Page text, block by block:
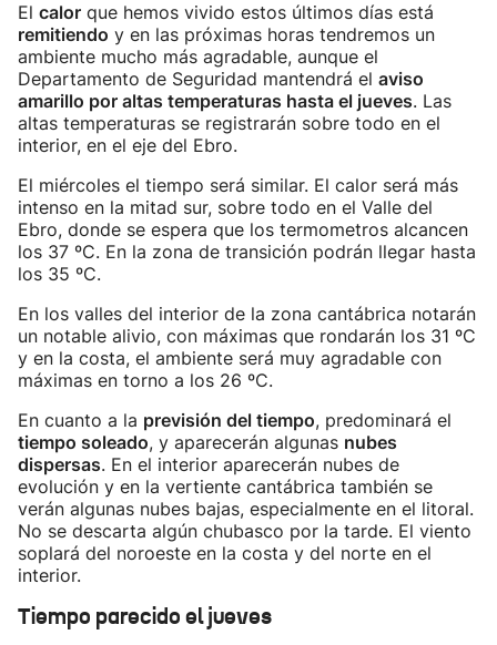
El calor que hemos vivido estos últimos días está
remitiendo y en las próximas horas tendremos un
ambiente mucho más agradable, aunque el
Departamento de Seguridad mantendrá el aviso
amarillo por altas temperaturas hasta el jueves. Las
altas temperaturas se registrarán sobre todo en el
interior, en el eje del Ebro.
El miércoles el tiempo será similar. El calor será más
intenso en la mitad sur, sobre todo en el Valle del
Ebro, donde se espera que los termometros alcancen
los 37 ºC. En la zona de transición podrán llegar hasta
los 35 ºC.
En los valles del interior de la zona cantábrica notarán
un notable alivio, con máximas que rondarán los 31 ºC
y en la costa, el ambiente será muy agradable con
máximas en torno a los 26 ºC.
En cuanto a la previsión del tiempo, predominará el
tiempo soleado, y aparecerán algunas nubes
dispersas. En el interior aparecerán nubes de
evolución y en la vertiente cantábrica también se
verán algunas nubes bajas, especialmente en el litoral.
No se descarta algún chubasco por la tarde. El viento
soplará del noroeste en la costa y del norte en el
interior.
Tiempo parecido el jueves